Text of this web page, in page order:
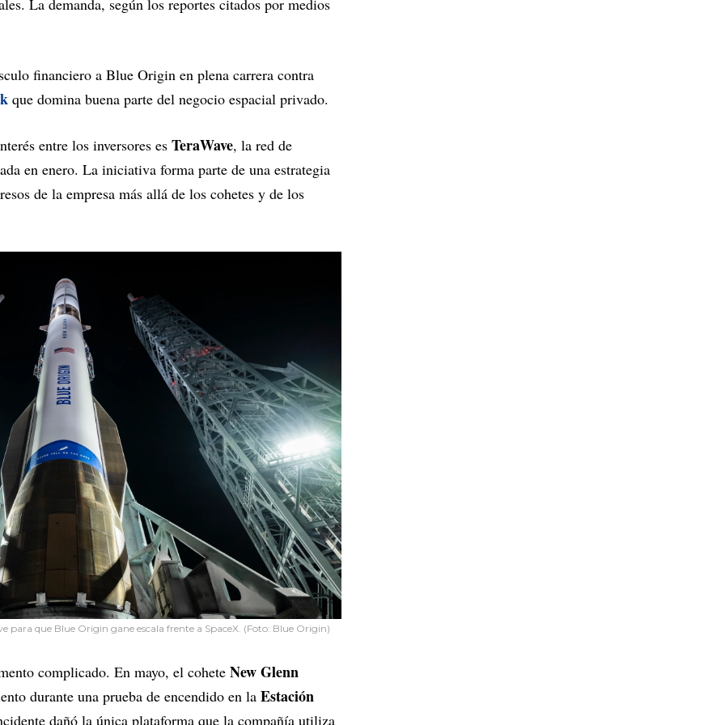
La demanda, según los reportes citados por medios
financiero a Blue Origin en plena carrera contra
que domina buena parte del negocio espacial privado.
entre los inversores es TeraWave, la red de
en enero. La iniciativa forma parte de una estrategia
de la empresa más allá de los cohetes y de los
para que Blue Origin gane escala frente a SpaceX. (Foto: Blue Origin)
complicado. En mayo, el cohete New Glenn
durante una prueba de encendido en la Estación
dañó la única plataforma que la compañía utiliza